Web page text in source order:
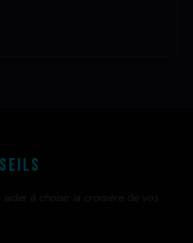
aider à choisir la croisière de vos